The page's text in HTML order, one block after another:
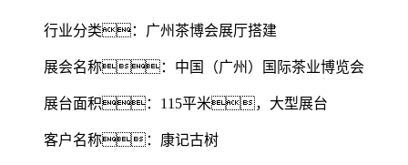
行业分类：广州茶博会展厅搭建
展会名称：中国（广州）国际茶业博览会
展台面积：115平米，大型展台
客户名称：康记古树